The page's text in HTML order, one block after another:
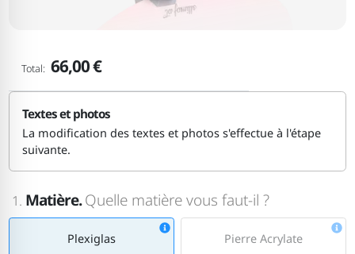
Total: 66,00 €
Textes et photos
La modification des textes et photos s'effectue à l'étape
suivante.
1. Matière.Quelle matière vous faut-il ?
Plexiglas Pierre Acrylate